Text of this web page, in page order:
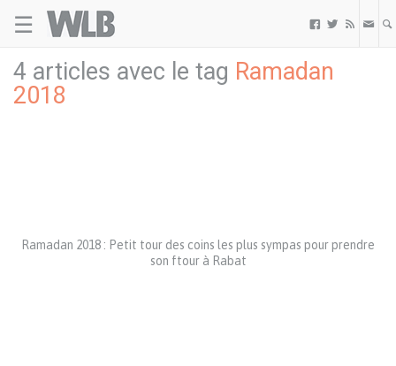
☰   
4 articles avec le tag Ramadan
2018
Ramadan 2018 : Petit tour des coins les plus sympas pour prendre
son ftour à Rabat